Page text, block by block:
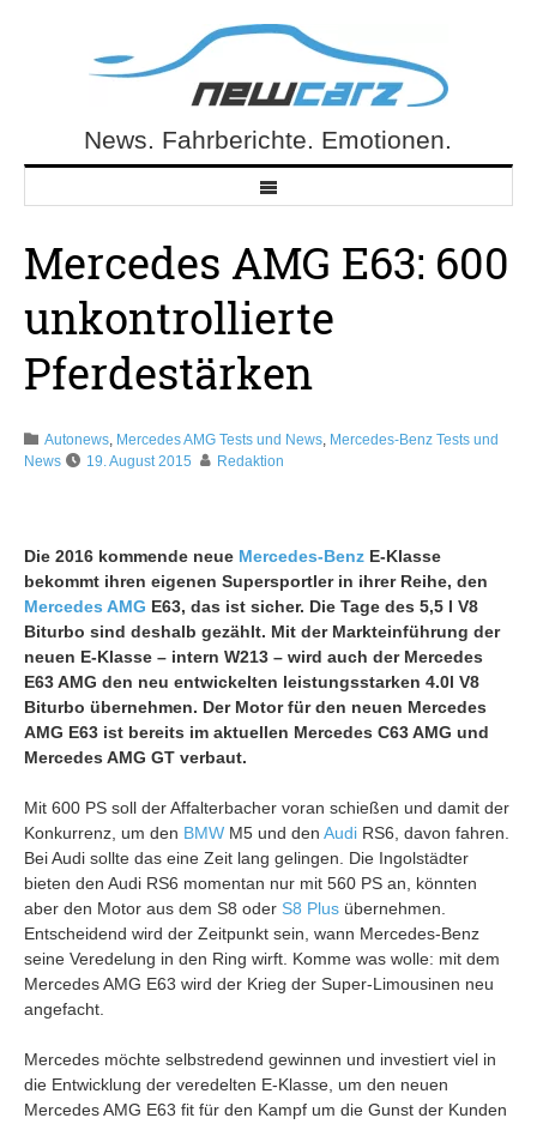
NewCarz.deNews. Fahrberichte. Emotionen.
Mercedes AMG E63: 600
unkontrollierte
Pferdestärken
Autonews, Mercedes AMG Tests und News, Mercedes-Benz Tests und
News
19. August 2015 Redaktion
Die 2016 kommende neue Mercedes-Benz E-Klasse
bekommt ihren eigenen Supersportler in ihrer Reihe, den
Mercedes AMG E63, das ist sicher. Die Tage des 5,5 l V8
Biturbo sind deshalb gezählt. Mit der Markteinführung der
neuen E-Klasse – intern W213 – wird auch der Mercedes
E63 AMG den neu entwickelten leistungsstarken 4.0l V8
Biturbo übernehmen. Der Motor für den neuen Mercedes
AMG E63 ist bereits im aktuellen Mercedes C63 AMG und
Mercedes AMG GT verbaut.
Mit 600 PS soll der Affalterbacher voran schießen und damit der
Konkurrenz, um den BMW M5 und den Audi RS6, davon fahren.
Bei Audi sollte das eine Zeit lang gelingen. Die Ingolstädter
bieten den Audi RS6 momentan nur mit 560 PS an, könnten
aber den Motor aus dem S8 oder S8 Plus übernehmen.
Entscheidend wird der Zeitpunkt sein, wann Mercedes-Benz
seine Veredelung in den Ring wirft. Komme was wolle: mit dem
Mercedes AMG E63 wird der Krieg der Super-Limousinen neu
angefacht.
Mercedes möchte selbstredend gewinnen und investiert viel in
die Entwicklung der veredelten E-Klasse, um den neuen
Mercedes AMG E63 fit für den Kampf um die Gunst der Kunden